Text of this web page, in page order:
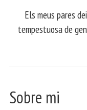
Els meus pares
tempestuosa de
Sobre mi